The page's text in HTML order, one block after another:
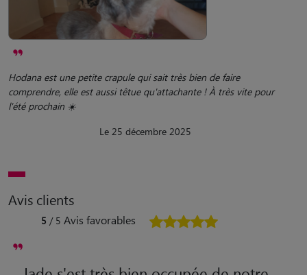
Hodana est une petite crapule qui sait très bien de faire
comprendre, elle est aussi têtue qu'attachante ! À très vite pour
l'été prochain ☀️
Le 25 décembre 2025
Avis clients
5 / 5 Avis favorables